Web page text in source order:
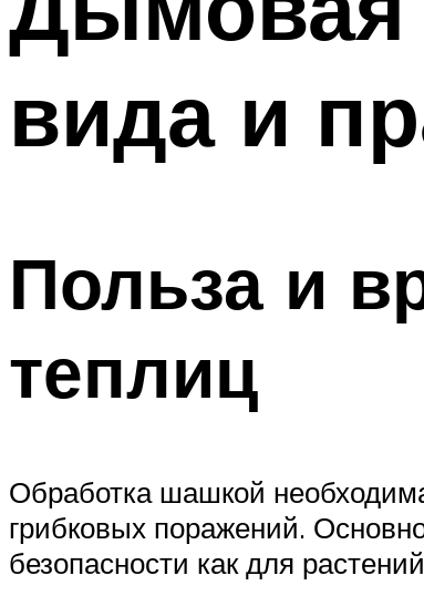
вида и
Польза и
теплиц
Обработка шашкой
грибковых поражений.
безопасности как для